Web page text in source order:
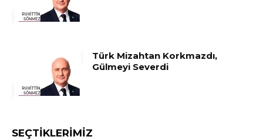
Türk Mizahtan Korkmazdı,
Gülmeyi Severdi
SEÇTIKLERIMIZ